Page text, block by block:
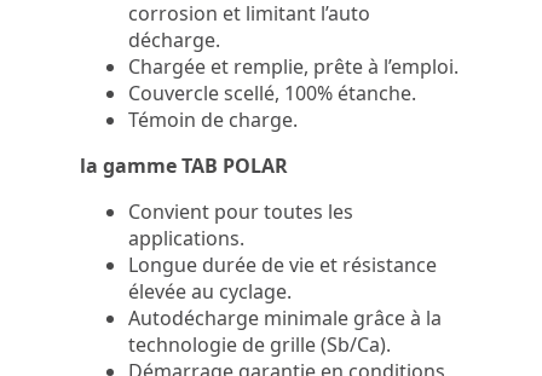
corrosion et limitant l’auto
décharge.
Chargée et remplie, prête à l’emploi.
Couvercle scellé, 100% étanche.
Témoin de charge.
la gamme TAB POLAR
Convient pour toutes les
applications.
Longue durée de vie et résistance
élevée au cyclage.
Autodécharge minimale grâce à la
technologie de grille (Sb/Ca).